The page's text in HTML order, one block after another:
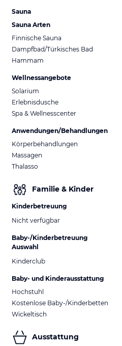
Sauna
Sauna Arten
Finnische Sauna
Dampfbad/Türkisches Bad
Hammam
Wellnessangebote
Solarium
Erlebnisdusche
Spa & Wellnesscenter
Anwendungen/Behandlungen
Körperbehandlungen
Massagen
Thalasso
Familie & Kinder
Kinderbetreuung
Nicht verfügbar
Baby-/Kinderbetreuung
Auswahl
Kinderclub
Baby- und Kinderausstattung
Hochstuhl
Kostenlose Baby-/Kinderbetten
Wickeltisch
Ausstattung